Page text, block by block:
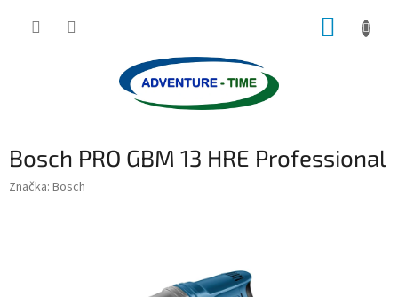
Bosch PRO GBM 13 HRE Professional
Značka: Bosch